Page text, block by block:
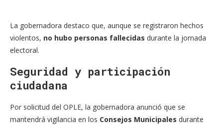
La gobernadora destaco que, aunque se registraron hechos
violentos, no hubo personas fallecidas durante la jornada
electoral.
Seguridad y participación
ciudadana
Por solicitud del OPLE, la gobernadora anunció que se
mantendrá vigilancia en los Consejos Municipales durante